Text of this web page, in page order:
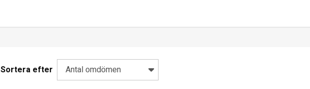
Sortera efter Antal omdömen